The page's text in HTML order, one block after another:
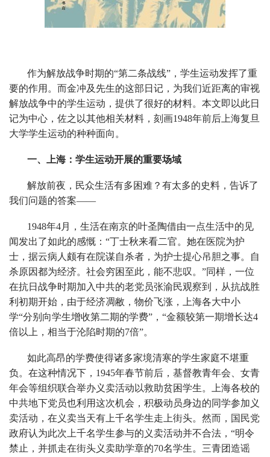
作为解放战争时期的“第二条战线”，学生运动发挥了重
要的作用。而金冲及先生的这部日记，为我们近距离的审视
解放战争中的学生运动，提供了很好的材料。本文即以此日
记为中心，佐之以其他相关材料，刻画1948年前后上海复旦
大学学生运动的种种面向。
一、上海：学生运动开展的重要场域
解放前夜，民众生活有多困难？有太多的史料，告诉了
我们问题的答案——
1948年4月，生活在南京的叶圣陶借由一点生活中的见
闻发出了如此的感慨：“丁士秋来看二官。她在医院为护
士，据云病人颇有在院谋自杀者，为护士提心吊胆之事。自
杀原因都为经济。社会穷困至此，能不悲叹。”同样，一位
在抗日战争时期加入中共的老党员张渝民观察到，从抗战胜
利初期开始，由于经济凋敝，物价飞涨，上海各大中小
学“分别向学生增收第二期的学费”，“金额较第一期增长达4
倍以上，相当于沦陷时期的7倍”。
如此高昂的学费使得诸多家境清寒的学生家庭不堪重
负。在这种情况下，1945年春节前后，基督教青年会、女青
年会等组织联合举办义卖活动以救助贫困学生。上海各校的
中共地下党员也利用这次机会，积极动员身边的同学参加义
卖活动，在义卖当天有上千名学生走上街头。然而，国民党
政府认为此次上千名学生参与的义卖活动并不合法，“明令
禁止，并抓走在街头义卖助学章的70名学生。三青团造谣